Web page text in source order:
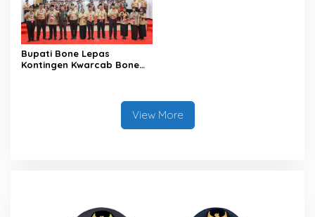
Bupati Bone Lepas
Kontingen Kwarcab Bone
View More